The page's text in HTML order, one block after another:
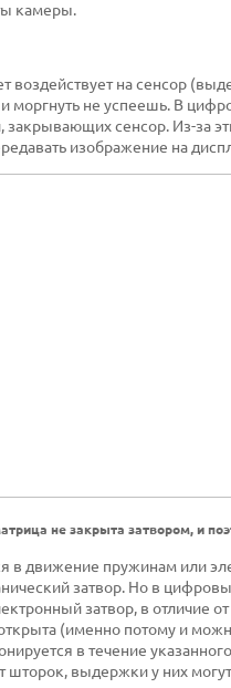
камеры.
воздействует на сенсор
моргнуть не успеешь. В
закрывающих сенсор. Из-за
изображение на
не закрыта затвором, и
в движение пружинам или
затвор. Но в
затвор, в отличие
(именно потому и
в течение
шторок, выдержки у них